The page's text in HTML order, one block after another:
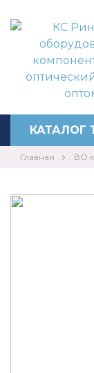
КАТАЛОГ
Главная ВО